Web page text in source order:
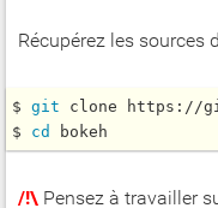
Récupérez les sources
$ git clone https://
$ cd
/!\ Pensez à travailler